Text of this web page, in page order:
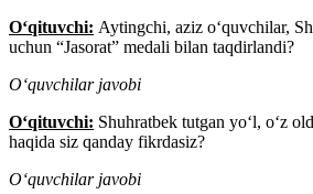
Oʻqituvchi: Aytingchi, aziz oʻquvchilar,
uchun “Jasorat” medali bilan taqdirlandi?
Oʻquvchilar javobi
Oʻqituvchi: Shuhratbek tutgan yoʻl, oʻz
haqida siz qanday fikrdasiz?
Oʻquvchilar javobi